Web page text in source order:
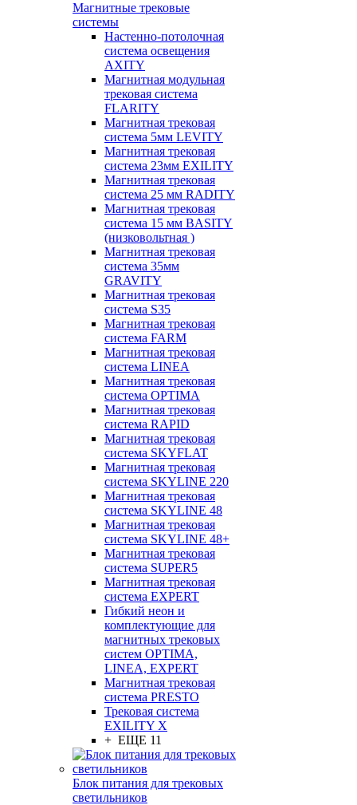
Магнитные трековые
системы
Настенно-потолочная
система освещения
AXITY
Магнитная модульная
трековая система
FLARITY
Магнитная трековая
система 5мм LEVITY
Магнитная трековая
система 23мм EXILITY
Магнитная трековая
система 25 мм RADITY
Магнитная трековая
система 15 мм BASITY
(низковольтная )
Магнитная трековая
система 35мм
GRAVITY
Магнитная трековая
система S35
Магнитная трековая
система FARM
Магнитная трековая
система LINEA
Магнитная трековая
система OPTIMA
Магнитная трековая
система RAPID
Магнитная трековая
система SKYFLAT
Магнитная трековая
система SKYLINE 220
Магнитная трековая
система SKYLINE 48
Магнитная трековая
система SKYLINE 48+
Магнитная трековая
система SUPER5
Магнитная трековая
система EXPERT
Гибкий неон и
комплектующие для
магнитных трековых
систем OPTIMA,
LINEA, EXPERT
Магнитная трековая
система PRESTO
Трековая система
EXILITY X
+ ЕЩЕ 11
Блок питания для трековых
светильников